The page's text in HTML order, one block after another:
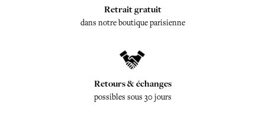
Retrait gratuit
dans notre boutique parisienne
Retours & échanges
possibles sous 30 jours